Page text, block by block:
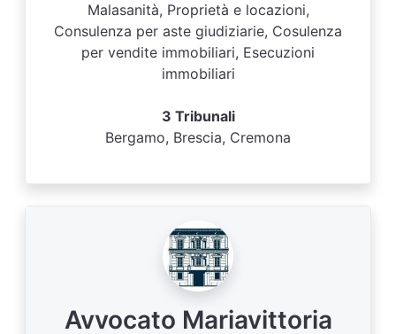
Malasanità, Proprietà e locazioni,
Consulenza per aste giudiziarie, Cosulenza
per vendite immobiliari, Esecuzioni
immobiliari
3 Tribunali
Bergamo, Brescia, Cremona
Avvocato Mariavittoria